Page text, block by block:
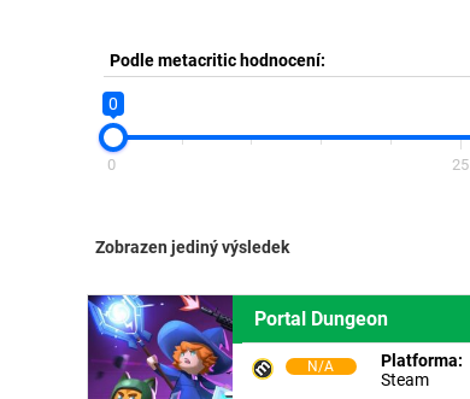
Podle metacritic hodnocení:
0
0 25
Zobrazen jediný výsledek
Portal Dungeon
N/A
Platforma:
Steam